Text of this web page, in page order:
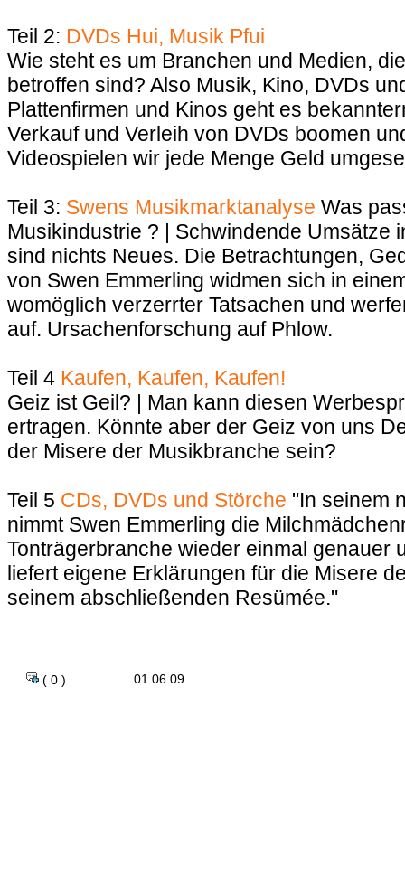
Teil 2: DVDs Hui, Musik Pfui
Wie steht es um Branchen und Medien,
betroffen sind? Also Musik, Kino, DVDs
Plattenfirmen und Kinos geht es
Verkauf und Verleih von DVDs boomen
Videospielen wir jede Menge Geld
Teil 3: Swens Musikmarktanalyse Was
Musikindustrie ? | Schwindende Umsätze
sind nichts Neues. Die Betrachtungen,
von Swen Emmerling widmen sich in
womöglich verzerrter Tatsachen und
auf. Ursachenforschung auf Phlow.
Teil 4 Kaufen, Kaufen, Kaufen!
Geiz ist Geil? | Man kann diesen
ertragen. Könnte aber der Geiz von uns
der Misere der Musikbranche sein?
Teil 5 CDs, DVDs und Störche "In seinem
nimmt Swen Emmerling die
Tonträgerbranche wieder einmal genauer
liefert eigene Erklärungen für die Misere
seinem abschließenden Resümée."
( 0 ) 01.06.09